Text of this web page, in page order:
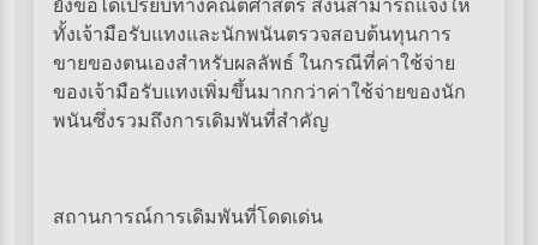
ยังข้อได้เปรียบทางคณิตศาสตร์ สิ่งนี้สามารถแจ้งให้
ทั้งเจ้ามือรับแทงและนักพนันตรวจสอบต้นทุนการ
ขายของตนเองสำหรับผลลัพธ์ ในกรณีที่ค่าใช้จ่าย
ของเจ้ามือรับแทงเพิ่มขึ้นมากกว่าค่าใช้จ่ายของนัก
พนันซึ่งรวมถึงการเดิมพันที่สำคัญ
สถานการณ์การเดิมพันที่โดดเด่น